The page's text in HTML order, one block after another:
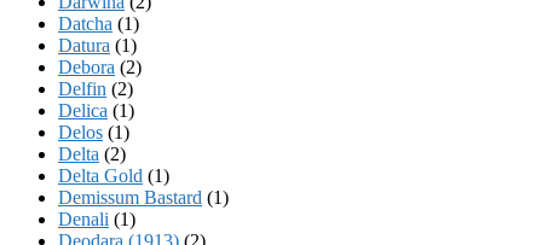
Datcha (1)
Datura (1)
Debora (2)
Delfin (2)
Delica (1)
Delos (1)
Delta (2)
Delta Gold (1)
Demissum Bastard (1)
Denali (1)
Deodara (1913) (2)